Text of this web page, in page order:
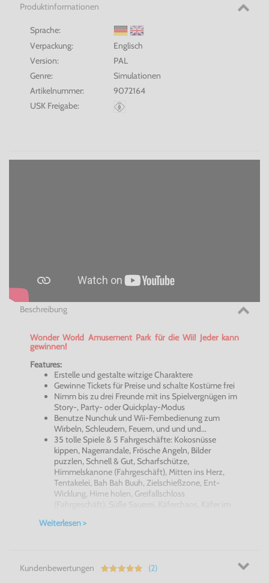
Produktinformationen
Sprache:
Verpackung:
Englisch
Version:
PAL
Genre:
Simulationen
Artikelnummer:
9072164
USK Freigabe:
Beschreibung
Wonder World Amusement Park für die Wii! Jeder kann
gewinnen!
Features:
Erstelle und gestalte witzige Charaktere
Gewinne Tickets für Preise und schalte Kostüme frei
Nimm bis zu drei Freunde mit ins Spielvergnügen im
Story-, Party- oder Quickplay-Modus
Benutze Nunchuk und Wii-Fernbedienung zum
Wirbeln, Schleudern, Feuern, und und und...
35 tolle Spiele & 5 Fahrgeschäfte: Kokosnüsse
kippen, Nagerrandale, Frösche Angeln, Bilder
puzzlen, Schnell & Gut, Scharfschütze,
Himmelskanone (Fahrgeschäft), Mitten ins Herz,
Tentakelei, Bah Bah Buuh, Zielschießzone, Ent-
Wicklung, Hirne holen, Greifallschloss
Liebestunnel (Fahrgeschäft), Schlag mich, Kaltes
Sprachlos, Das Tor, Rein und raus, Weltallscooter
Weiterlesen >
Kundenbewertungen (2)